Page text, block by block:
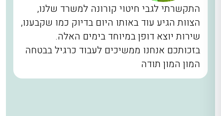
התקשרתי לגבי חיטוי קורונה למשרד שלנו,
הצוות הגיע עוד באותו היום בדיוק כמו שקבענו,
שירות יוצא דופן במיוחד בימים האלה.
בזכותכם אנחנו ממשיכים לעבוד כרגיל בבטחה
המון המון תודה